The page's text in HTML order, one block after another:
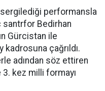
sergilediği performansla
Bedirhan
Gürcistan ile
kadrosuna çağrıldı.
adından söz ettiren
3. kez milli formayı